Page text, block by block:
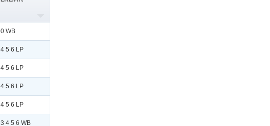
0 WB
4 5 6 LP
4 5 6 LP
4 5 6 LP
4 5 6 LP
3 4 5 6 WB